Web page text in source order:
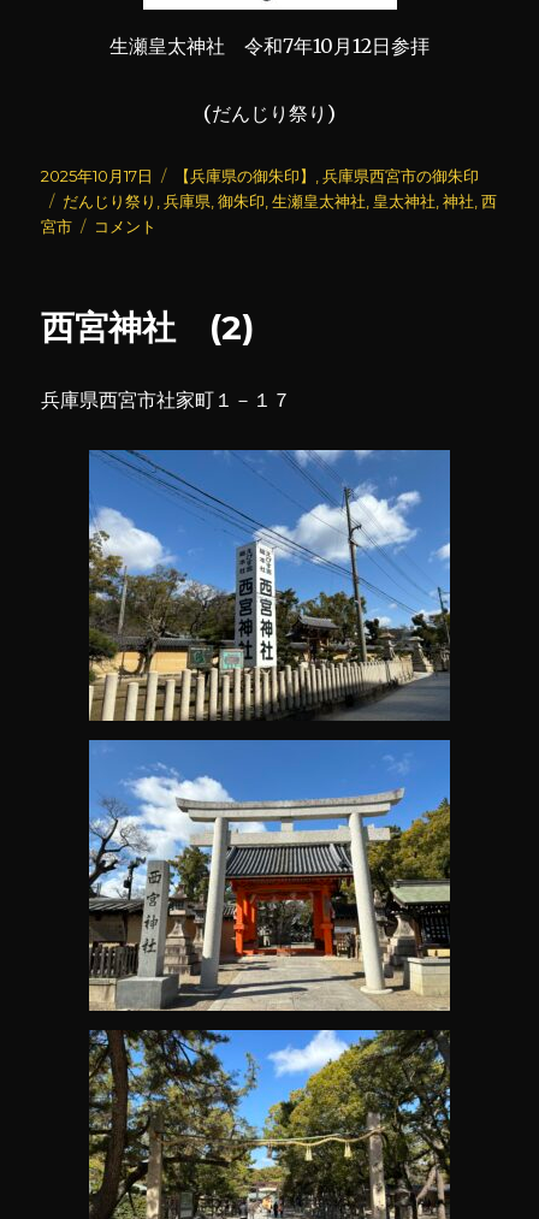
生瀬皇太神社 令和7年10月12日参拝
(だんじり祭り)
投
稿
日:
2025年10月17日
カ
テ
【兵庫県の御朱印】 ,兵庫県西宮市の御朱印
タ
グ
だんじり祭り ,兵庫県 ,御朱印 ,生瀬皇太神社 皇太神社 ,神社 ,西
宮市
生
神
コメント
西宮神社 (2)
兵庫県西宮市社家町１－１７